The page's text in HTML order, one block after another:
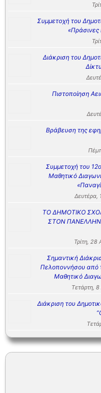
Συμμετοχή του
«Πράσινες
Διάκριση του
Πιστοποίηση
Βράβευση της
Συμμετοχή του
Μαθητικό
Δευτέρα,
ΤΟ ΔΗΜΟΤΙΚΟ
ΣΤΟΝ
Τρίτη, 28
Σημαντική
Πελοποννήσου από
Μαθητικό
Τετάρτη,
Διάκριση του